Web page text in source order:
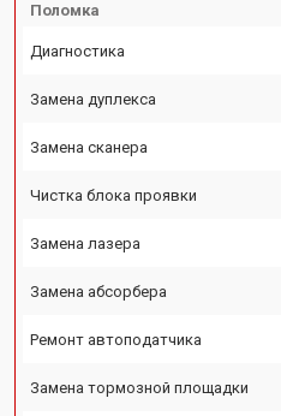
Поломка
Диагностика
Замена дуплекса
Замена сканера
Чистка блока проявки
Замена лазера
Замена абсорбера
Ремонт автоподатчика
Замена тормозной площадки